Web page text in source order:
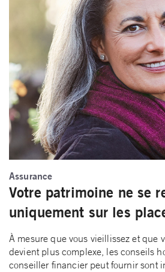
Assurance
Votre patrimoine ne se
uniquement sur les
À mesure que vous vieillissez et que
devient plus complexe, les conseils
conseiller financier peut fournir sont